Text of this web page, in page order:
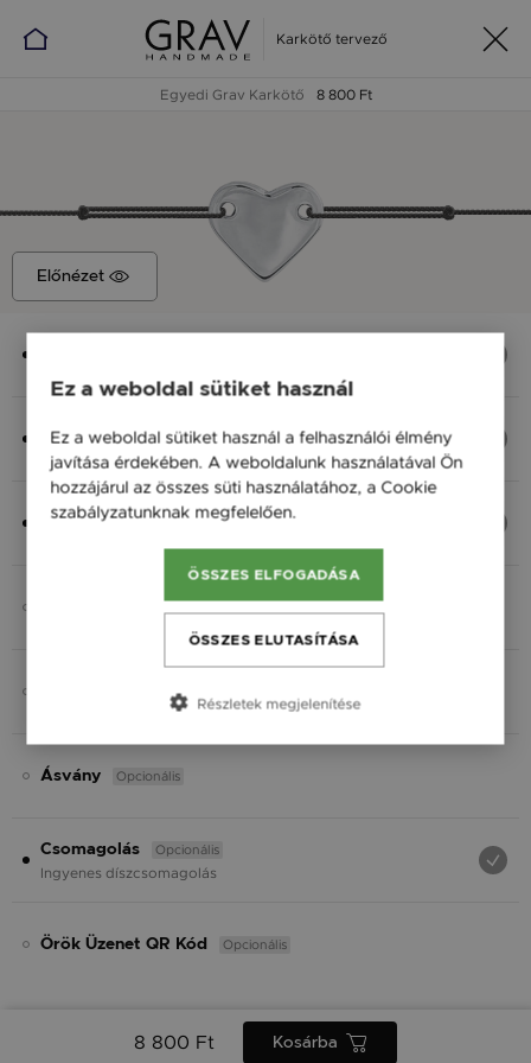
Karkötő tervező
Egyedi Grav Karkötő 8 800 Ft
Előnézet
Ezüst 925, M - kb 18 cm
8 800 Ft
Fonal
Opcionális
Opcionális
Ásvány Opcionális
Csomagolás Opcionális
Ingyenes díszcsomagolás
Örök Üzenet QR Kód Opcionális
8 800 Ft Kosárba
Ez a weboldal sütiket használ
Ez a weboldal sütiket használ a felhasználói élmény
javítása érdekében. A weboldalunk használatával Ön
hozzájárul az összes süti használatához, a Cookie
szabályzatunknak megfelelően.
ÖSSZES ELFOGADÁSA
ÖSSZES ELUTASÍTÁSA
Részletek megjelenítése